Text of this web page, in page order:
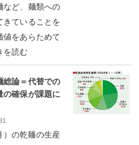
など、麺類への
きていることを
をあらためて
を読む
総論＝代替での
確保が課題に
の乾麺の生産